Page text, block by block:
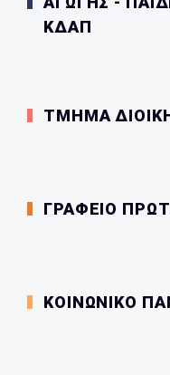
ΚΔΑΠ
ΤΜΗΜΑ
ΓΡΑΦΕΙΟ
ΚΟΙΝΩΝΙΚΟ